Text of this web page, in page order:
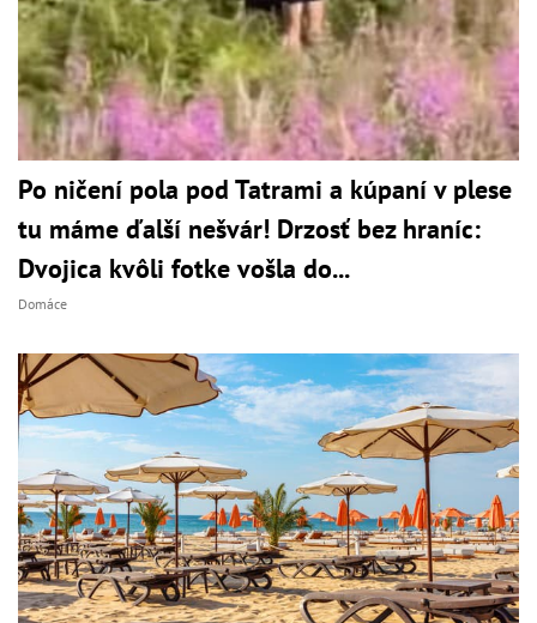
Po ničení pola pod Tatrami a kúpaní v plese
tu máme ďalší nešvár! Drzosť bez hraníc:
Dvojica kvôli fotke vošla do...
Domáce